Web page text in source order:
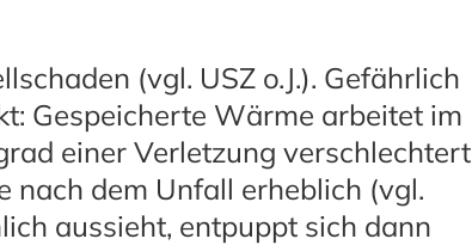
(vgl. USZ o.J.). Gefährlich
Gespeicherte Wärme arbeitet im
einer Verletzung verschlechtert
nach dem Unfall erheblich (vgl.
aussieht, entpuppt sich dann